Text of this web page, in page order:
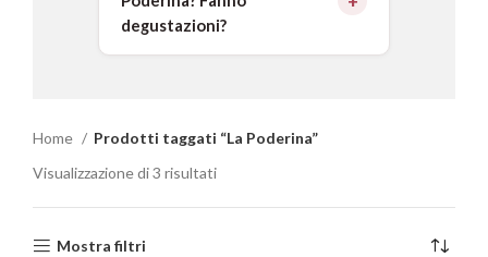
degustazioni?
Home
Prodotti taggati “La Poderina”
Visualizzazione di 3 risultati
Mostra filtri